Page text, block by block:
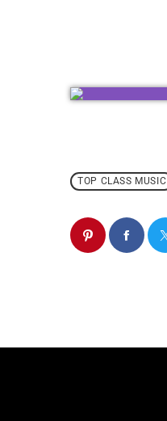
TOP CLASS MUSIC